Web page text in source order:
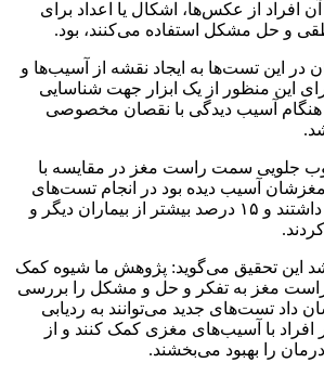
افراد از عکس‌ها، اشکال یا اعداد برای
و حل مشکل استفاده می‌کنند، بود.
در این تست‌ها به ایجاد نقشه از آسیب‌ها و
این منظور از یک ابزار جهت شناسایی
هنگام آسیب دیدگی با نقصان مخصوصی
جلویی سمت راست مغز در مقایسه با
مغزشان آسیب دیده بود در انجام تست‌های
مذکور چالش بیشتری داشتند و ۱۵ درصد بیشتر از بیماران دیگر و
این تحقیق می‌گوید: پژوهش ما شیوه کمک
مغز به تفکر و حل و مشکل را بررسی
داد تست‌های جدید می‌توانند به ردیابی
با آسیب‌های مغزی کمک کنند و از
را بهبود می‌بخشند.